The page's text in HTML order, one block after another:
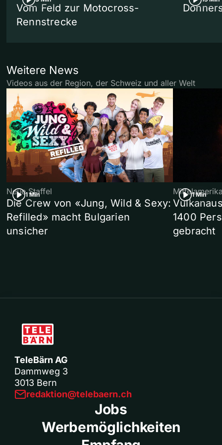
Vom Feld zur Motocross-
Rennstrecke
Weitere News
Videos aus der Region, der Schweiz und aller Welt
1 Min
Neue Staffel
Die Crew von «Jung, Wild & Sexy:
Refilled» macht Bulgarien
unsicher
1 Min
1400
gebracht
TeleBärn AG
Dammweg 3
3013 Bern
redaktion@telebaern.ch
Jobs
Werbemöglichkeiten